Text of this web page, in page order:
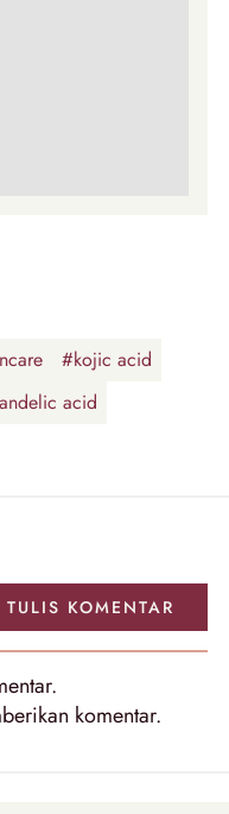
#kojic acid
acid
TULIS KOMENTAR
komentar.